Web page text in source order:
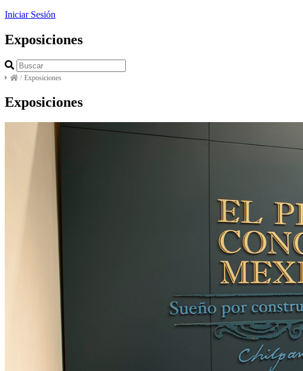
Iniciar Sesión
Exposiciones
/ Exposiciones
Exposiciones